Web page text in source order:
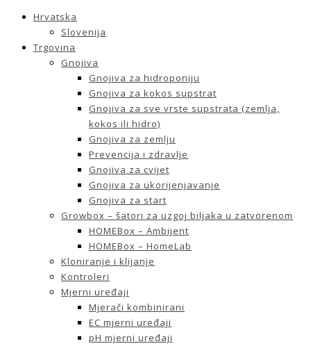
Hrvatska
Slovenija
Trgovina
Gnojiva
Gnojiva za hidroponiju
Gnojiva za kokos supstrat
Gnojiva za sve vrste supstrata (zemlja,
kokos ili hidro)
Gnojiva za zemlju
Prevencija i zdravlje
Gnojiva za cvijet
Gnojiva za ukorijenjavanje
Gnojiva za start
Growbox – šatori za uzgoj biljaka u zatvorenom
HOMEBox – Ambijent
HOMEBox – HomeLab
Kloniranje i klijanje
Kontroleri
Mjerni uređaji
Mjerači kombinirani
EC mjerni uređaji
pH mjerni uređaji